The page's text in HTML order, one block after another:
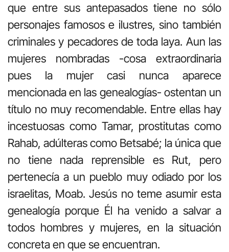
que entre sus antepasados tiene no sólo
personajes famosos e ilustres, sino también
criminales y pecadores de toda laya. Aun las
mujeres nombradas -cosa extraordinaria
pues la mujer casi nunca aparece
mencionada en las genealogías- ostentan un
título no muy recomendable. Entre ellas hay
incestuosas como Tamar, prostitutas como
Rahab, adúlteras como Betsabé; la única que
no tiene nada reprensible es Rut, pero
pertenecía a un pueblo muy odiado por los
israelitas, Moab. Jesús no teme asumir esta
genealogía porque Él ha venido a salvar a
todos hombres y mujeres, en la situación
concreta en que se encuentran.